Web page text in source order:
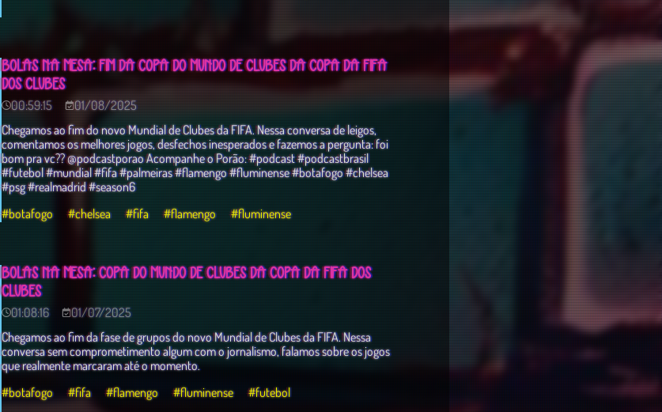
BOLAS NA MESA: FIM DA COPA DO MUNDO DE CLUBES DA COPA DA FIFA
DOS CLUBES
00:59:15
01/08/2025
Chegamos ao fim do novo Mundial de Clubes da FIFA. Nessa conversa de leigos,
comentamos os melhores jogos, desfechos inesperados e fazemos a pergunta: foi
bom pra vc?? @podcastporao Acompanhe o Porão: #podcast #podcastbrasil
#futebol #mundial #fifa #palmeiras #flamengo #fluminense #botafogo #chelsea
#psg #realmadrid #season6
#botafogo
#chelsea #fifa #flamengo #fluminense
BOLAS NA MESA: COPA DO MUNDO DE CLUBES DA COPA DA FIFA DOS
CLUBES
01:08:16
01/07/2025
Chegamos ao fim da fase de grupos do novo Mundial de Clubes da FIFA. Nessa
conversa sem comprometimento algum com o jornalismo, falamos sobre os jogos
que realmente marcaram até o momento.
#botafogo
#fifa #flamengo #fluminense #futebol